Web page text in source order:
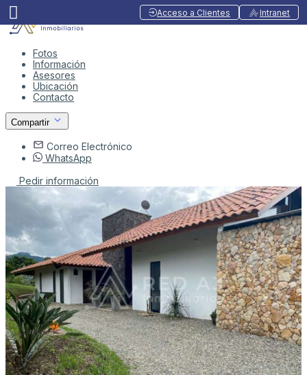
Acceso a Clientes Intranet
Fotos
Información
Asesores
Ubicación
Contacto
Compartir
Correo Electrónico
WhatsApp
Pedir información